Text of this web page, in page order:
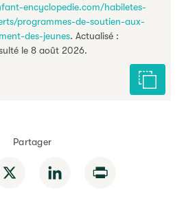
encyclopedie.com/habiletes-
programmes-de-soutien-aux-
des-jeunes. Actualisé :
le 8 août 2026.
Citer
Partager
LinkedIn